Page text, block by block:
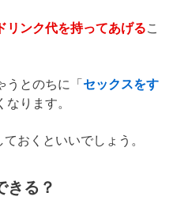
リンク代を持ってあげるこ
うとのちに「セックスをす
ります。
おくといいでしょう。
きる？